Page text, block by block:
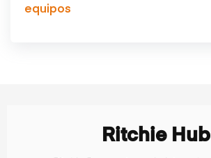
equipos
Ritchie Hub